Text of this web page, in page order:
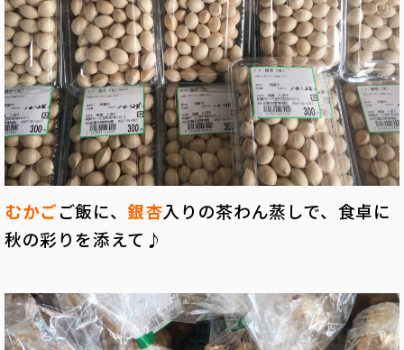
むかごご飯に、銀杏入りの茶わん蒸しで、食卓に
秋の彩りを添えて♪